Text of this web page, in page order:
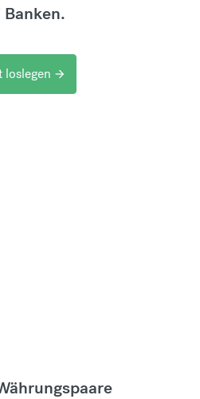
Banken.
loslegen arrow_forward